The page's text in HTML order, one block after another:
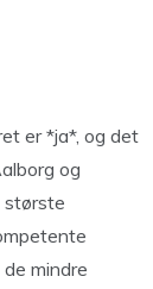
er *ja*, og det
og
største
mindre